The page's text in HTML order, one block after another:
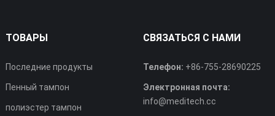
ТОВАРЫ
Последние продукты
Пенный тампон
полиэстер тампон
СВЯЗАТЬСЯ С НАМИ
Телефон: +86-755-28690225
Электронная почта:
info@meditech.cc